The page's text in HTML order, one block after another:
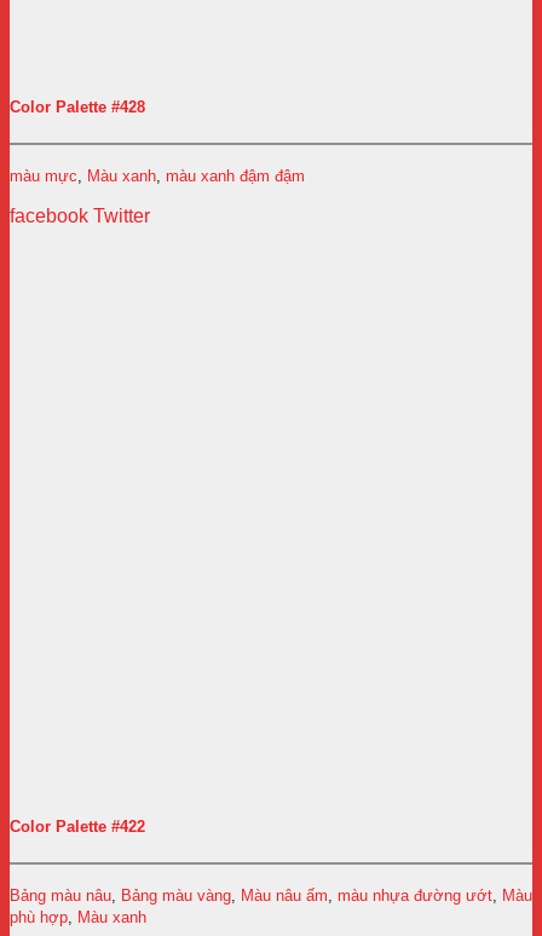
Color Palette #428
màu mực Màu xanh màu xanh đậm đậm
facebook Twitter
Color Palette #422
Bảng màu nâu, Bảng màu vàng, Màu nâu ấm, màu nhựa đường ướt, Màu
phù hợp, Màu xanh